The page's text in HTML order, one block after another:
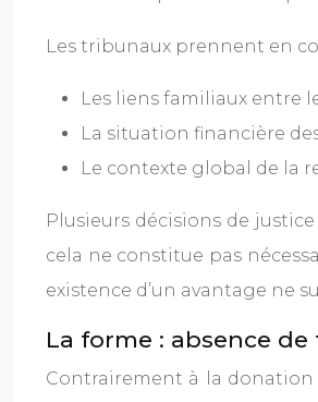
Les tribunaux prennent en
Les liens familiaux entre
La situation financière
Le contexte global de la
Plusieurs décisions de
cela ne constitue pas
existence d’un avantage ne
La forme : absence
Contrairement à la